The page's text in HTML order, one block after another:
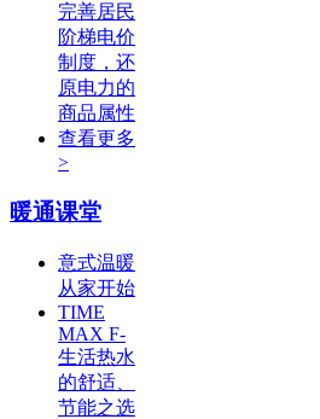
完善居民
阶梯电价
制度，还
原电力的
商品属性
查看更多
>
暖通课堂
意式温暖
从家开始
TIME
MAX F-
生活热水
的舒适、
节能之选